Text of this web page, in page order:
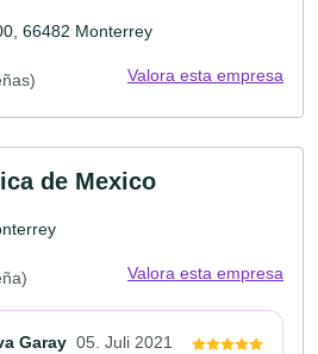
66482 Monterrey
Valora esta empresa
de Mexico
Valora esta empresa
Garay 05. Juli 2021